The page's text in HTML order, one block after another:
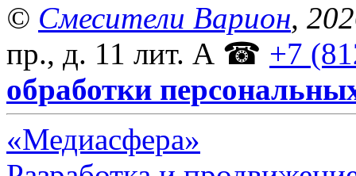
© Смесители Варион,
пр., д. 11 лит. А ☎ +7
обработки
«Медиасфера»